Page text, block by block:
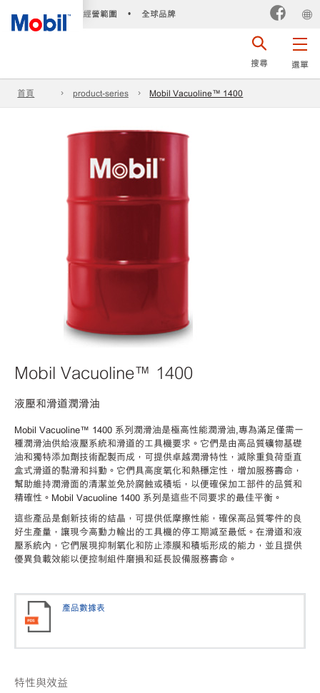
經營範圍 • 全球品牌
選單
搜尋
首頁 product-series Mobil Vacuoline™ 1400
Mobil Vacuoline™ 1400
液壓和滑道潤滑油
Mobil Vacuoline™ 1400 系列潤滑油是極高性能潤滑油,專為滿足僅需一
種潤滑油供給液壓系統和滑道的工具機要求。它們是由高品質礦物基礎
油和獨特添加劑技術配製而成，可提供卓越潤滑特性，減除重負荷垂直
盒式滑道的黏滑和抖動。它們具高度氧化和熱穩定性，增加服務壽命，
幫助維持潤滑面的清潔並免於腐蝕或積垢，以便確保加工部件的品質和
精確性。Mobil Vacuoline 1400 系列是這些不同要求的最佳平衡。
這些產品是創新技術的結晶，可提供低摩擦性能，確保高品質零件的良
好生產量，讓現今高動力輸出的工具機的停工期減至最低。在滑道和液
壓系統內，它們展現抑制氧化和防止漆膜和積垢形成的能力，並且提供
優異負載效能以便控制組件磨損和延長設備服務壽命。
產品數據表
特性與效益